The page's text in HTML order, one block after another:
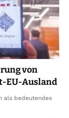
von
EU-Ausland
als bedeutendes